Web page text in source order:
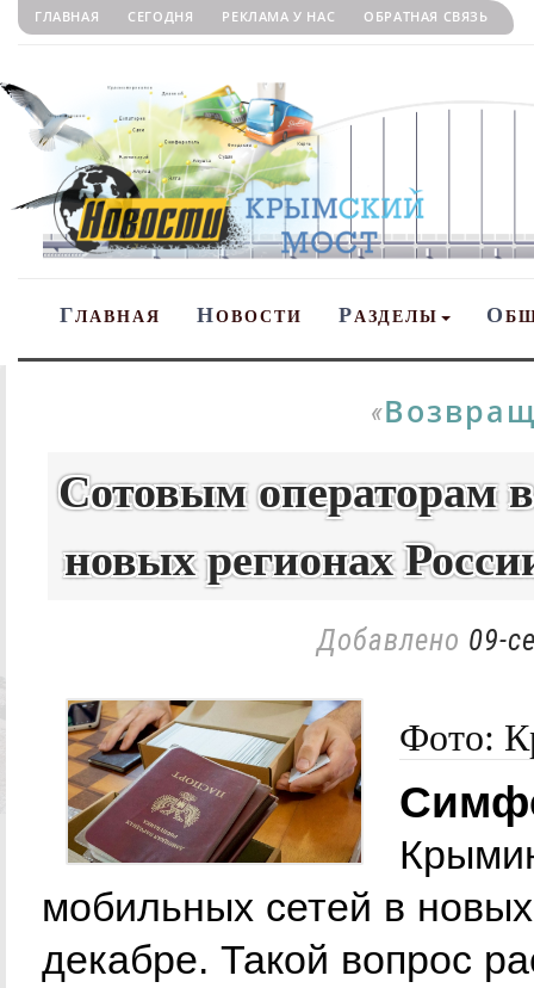
ГЛАВНАЯ СЕГОДНЯ РЕКЛАМА У НАС ОБРАТНАЯ СВЯЗЬ
ГЛАВНАЯ НОВОСТИ РАЗДЕЛЫ О
«
Сотовым операторам
новых регионах
Добавлено 09-
Фото:
мобильных сетей в
декабре. Такой вопрос